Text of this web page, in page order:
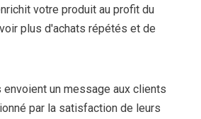
votre produit au profit du
plus d'achats répétés et de
un message aux clients
par la satisfaction de leurs